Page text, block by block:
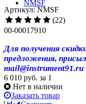
Артикул: NMSF
(22)
00-00017910
Для получения
предложения,
mail@instrument91.ru
6 010 руб. за 1
Нет в наличии
Заказать товар